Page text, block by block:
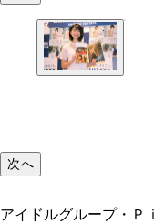
次へ
アイドルグループ・Ｐ